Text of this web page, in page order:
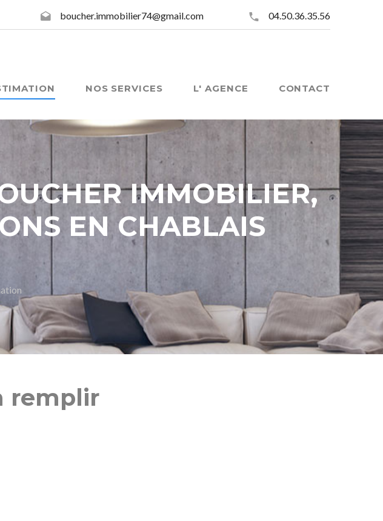
boucher.immobilier74@gmail.com 04.50.36.35.56
NOS SERVICES L' AGENCE CONTACT
IMMOBILIER,
EN CHABLAIS
remplir